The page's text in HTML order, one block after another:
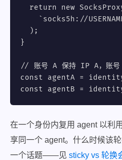
return new
`socks5h://
  );
}
// 账号 A 保持 IP A，账
const agentA =
const agentB =
在一个身份内复用 agent 以利
享同一个 agent。什么时候该
一个话题——见 sticky vs 轮换